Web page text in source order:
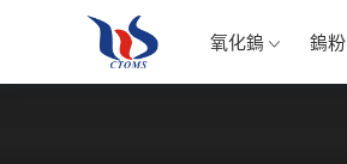
氧化鎢 鎢粉